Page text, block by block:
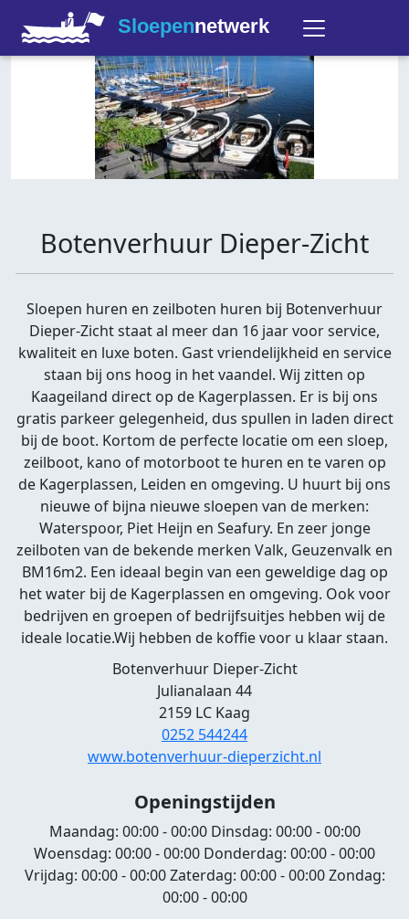
Sloepennetwerk
Botenverhuur Dieper-Zicht
Sloepen huren en zeilboten huren bij Botenverhuur
Dieper-Zicht staat al meer dan 16 jaar voor service,
kwaliteit en luxe boten. Gast vriendelijkheid en service
staan bij ons hoog in het vaandel. Wij zitten op
Kaageiland direct op de Kagerplassen. Er is bij ons
gratis parkeer gelegenheid, dus spullen in laden direct
bij de boot. Kortom de perfecte locatie om een sloep,
zeilboot, kano of motorboot te huren en te varen op
de Kagerplassen, Leiden en omgeving. U huurt bij ons
nieuwe of bijna nieuwe sloepen van de merken:
Waterspoor, Piet Heijn en Seafury. En zeer jonge
zeilboten van de bekende merken Valk, Geuzenvalk en
BM16m2. Een ideaal begin van een geweldige dag op
het water bij de Kagerplassen en omgeving. Ook voor
bedrijven en groepen of bedrijfsuitjes hebben wij de
ideale locatie.Wij hebben de koffie voor u klaar staan.
Botenverhuur Dieper-Zicht
Julianalaan 44
2159 LC Kaag
0252 544244
www.botenverhuur-dieperzicht.nl
Openingstijden
Maandag: 00:00 - 00:00Dinsdag: 00:00 - 00:00
Woensdag: 00:00 - 00:00 Donderdag: 00:00 - 00:00
Vrijdag: 00:00 - 00:00Zaterdag: 00:00 - 00:00Zondag:
00:00 - 00:00